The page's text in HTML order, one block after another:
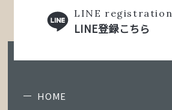
LINE registration
LINE登録こちら
HOME